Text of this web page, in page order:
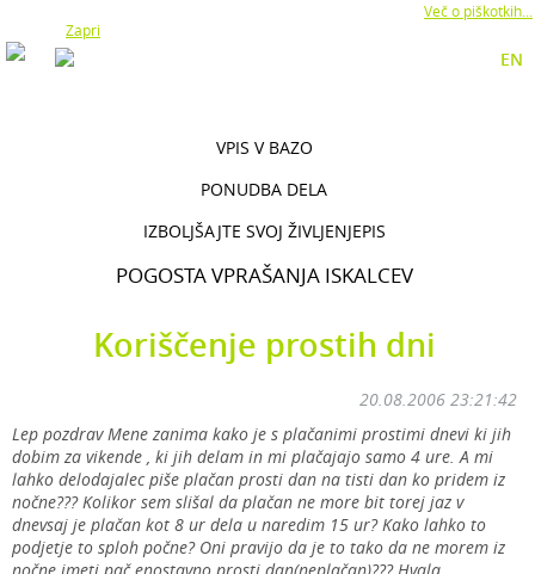
Več o piškotkih...
Zapri
EN
VPIS V BAZO
PONUDBA DELA
IZBOLJŠAJTE SVOJ ŽIVLJENJEPIS
POGOSTA VPRAŠANJA ISKALCEV
Koriščenje prostih dni
20.08.2006 23:21:42
Lep pozdrav Mene zanima kako je s plačanimi prostimi dnevi ki jih
dobim za vikende , ki jih delam in mi plačajajo samo 4 ure. A mi
lahko delodajalec piše plačan prosti dan na tisti dan ko pridem iz
nočne??? Kolikor sem slišal da plačan ne more bit torej jaz v
dnevsaj je plačan kot 8 ur dela u naredim 15 ur? Kako lahko to
podjetje to sploh počne? Oni pravijo da je to tako da ne morem iz